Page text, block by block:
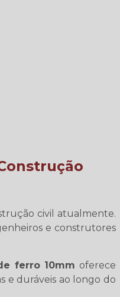
civil atualmente.
e construtores
ferro 10mm oferece
e duráveis ao longo do